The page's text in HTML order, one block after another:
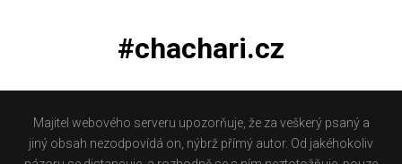
#chachari.cz
Majitel webového serveru upozorňuje, že za veškerý psaný a
jiný obsah nezodpovídá on, nýbrž přímý autor. Od jakéhokoliv